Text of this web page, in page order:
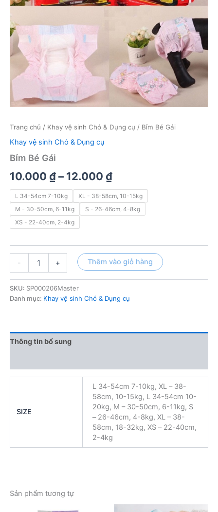
Trang chủ / Khay vệ sinh Chó & Dụng cụ / Bỉm Bé Gái
Khay vệ sinh Chó & Dụng cụ
Bỉm Bé Gái
10.000 ₫– 12.000 ₫Khoảng
giá:
từ
đến
12.000 ₫
L 34-54cm 7-10kg
XL - 38-58cm, 10-15kg
M - 30-50cm, 6-11kg
S - 26-46cm, 4-8kg
XS - 22-40cm, 2-4kg
-
số
lượng
+ Thêm vào giỏ hàng
SKU: SP000206Master
Danh mục: Khay vệ sinh Chó & Dụng cụ
Thông tin bổ sung
SIZE
L 34-54cm 7-10kg, XL – 38-
58cm, 10-15kg, L 34-54cm 10-
20kg, M – 30-50cm, 6-11kg, S
– 26-46cm, 4-8kg, XL – 38-
58cm, 18-32kg, XS – 22-40cm,
2-4kg
Sản phẩm tương tự